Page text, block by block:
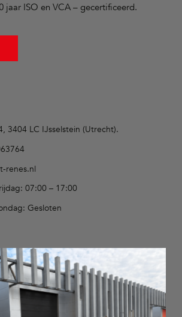
jaar ISO en VCA – gecertificeerd.
3404 LC IJsselstein (Utrecht).
renes.nl
07:00 – 17:00
Gesloten